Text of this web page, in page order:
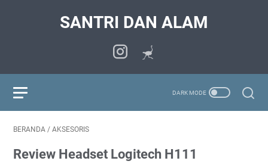
SANTRI DAN ALAM
BERANDA / AKSESORIS
Review Headset Logitech H111